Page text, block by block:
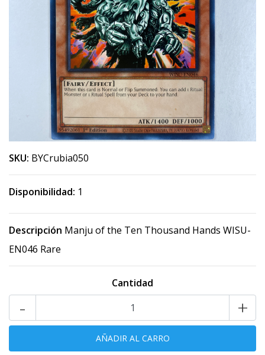
SKU: BYCrubia050
Disponibilidad: 1
Descripción Manju of the Ten Thousand Hands WISU-
EN046 Rare
Cantidad
+
-